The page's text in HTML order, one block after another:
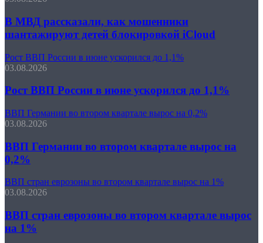
В МВД рассказали, как мошенники
шантажируют детей блокировкой iCloud
Рост ВВП России в июне ускорился до 1,1%
03.08.2026
Рост ВВП России в июне ускорился до 1,1%
ВВП Германии во втором квартале вырос на 0,2%
03.08.2026
ВВП Германии во втором квартале вырос на
0,2%
ВВП стран еврозоны во втором квартале вырос на 1%
03.08.2026
ВВП стран еврозоны во втором квартале вырос
на 1%